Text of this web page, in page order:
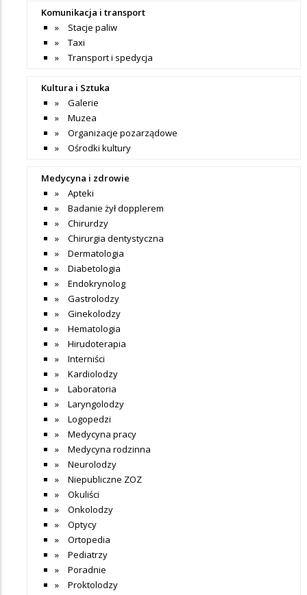
Komunikacja i transport
Stacje paliw
Taxi
Transport i spedycja
Kultura i Sztuka
Galerie
Muzea
Organizacje pozarządowe
Ośrodki kultury
Medycyna i zdrowie
Apteki
Badanie żył dopplerem
Chirurdzy
Chirurgia dentystyczna
Dermatologia
Diabetologia
Endokrynolog
Gastrolodzy
Ginekolodzy
Hematologia
Hirudoterapia
Interniści
Kardiolodzy
Laboratoria
Laryngolodzy
Logopedzi
Medycyna pracy
Medycyna rodzinna
Neurolodzy
Niepubliczne ZOZ
Okuliści
Onkolodzy
Optycy
Ortopedia
Pediatrzy
Poradnie
Proktolodzy